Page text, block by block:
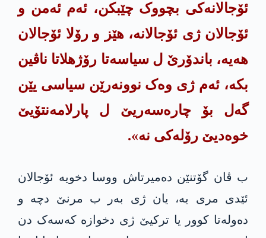
ئۆجالانەکی بچووک چێبکن، ئەم ئەمن و
ئۆجالان ژی ئۆجالانە، ھێز و رۆلا ئۆجالان
ھەیە، باندۆرێ ل سیاسەتا رۆژھلاتا ناڤین
بکە، ئەم ژی وەک نوونەرێن سیاسی یێن
گەل بۆ چارەسەریێ ل پارلامەنتۆیێ
خوەدیێ رۆلەکی نە».
ب ڤان گۆتنێن دەمیرتاش ووسا دخویە ئۆجالان
ئێدی مری یە، یان ژی بەر ب مرنێ دچە و
دەولەتا کوور یا ترکیێ ژی دخوازە کەسەک دن